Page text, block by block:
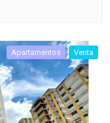
Apartamentos Venta